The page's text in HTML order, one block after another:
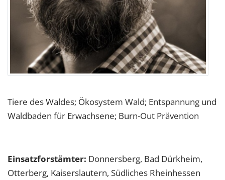
Tiere des Waldes; Ökosystem Wald; Entspannung und
Waldbaden für Erwachsene; Burn-Out Prävention
Einsatzforstämter: Donnersberg, Bad Dürkheim,
Otterberg, Kaiserslautern, Südliches Rheinhessen